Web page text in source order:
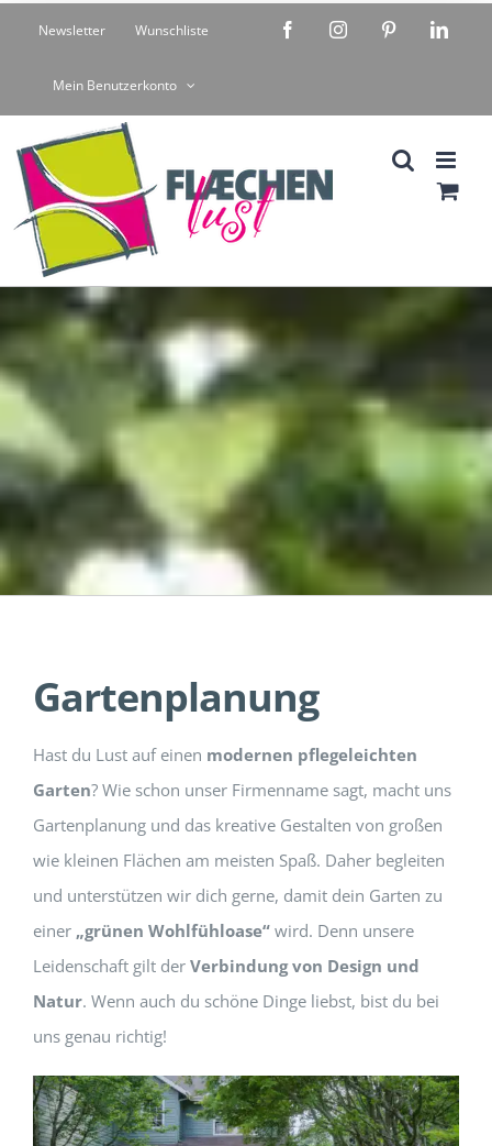
springen
Newsletter Wunschliste
Mein Benutzerkonto
FacebookInstagramPinterest
Gartenplanung
Hast du Lust auf einen modernen pflegeleichten
Garten? Wie schon unser Firmenname sagt, macht uns
Gartenplanung und das kreative Gestalten von großen
wie kleinen Flächen am meisten Spaß. Daher begleiten
und unterstützen wir dich gerne, damit dein Garten zu
einer „grünen Wohlfühloase“wird. Denn unsere
Leidenschaft gilt der Verbindung von Design und
Natur. Wenn auch du schöne Dinge liebst, bist du bei
uns genau richtig!